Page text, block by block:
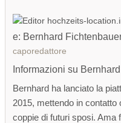
e: Bernhard
caporedattore
Informazioni su
Bernhard ha lanciato la
2015, mettendo in contatto
coppie di futuri sposi. Ama